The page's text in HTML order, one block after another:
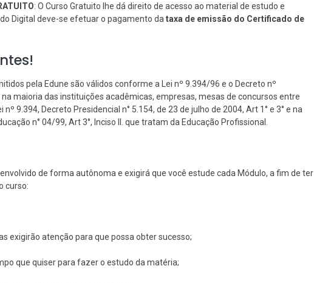
: O Curso Gratuito lhe dá direito de acesso ao material de estudo e
Digital deve-se efetuar o pagamento da taxa de emissão do Certificado de
pela Edune são válidos conforme a Lei nº 9.394/96 e o Decreto nº
maioria das instituições acadêmicas, empresas, mesas de concursos entre
9.394, Decreto Presidencial n° 5.154, de 23 de julho de 2004, Art 1° e 3° e na
n° 04/99, Art 3°, Inciso II. que tratam da Educação Profissional.
de forma autônoma e exigirá que você estude cada Módulo, a fim de ter
curso:
exigirão atenção para que possa obter sucesso;
que quiser para fazer o estudo da matéria;